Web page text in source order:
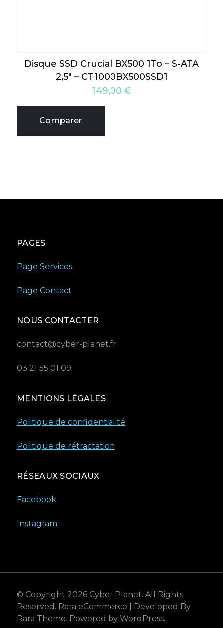
Disque SSD Crucial BX500 1To – S-ATA
2,5″ – CT1000BX500SSD1
149,00 €
Comparer
PAGES
Page Services
Page Contact
NOUS CONTACTER
contact@cyber-planet.fr
03 21 55 01 09
MENTIONS LÉGALES
Politique de confidentialité
Politique de rétractation
RÉSEAUX SOCIAUX
Facebook
Instagram
© Copyright 2026 Cyber Planet. All Rights
Reserved. Rara eCommerce | Developed By
Rara Theme. Powered by WordPress.